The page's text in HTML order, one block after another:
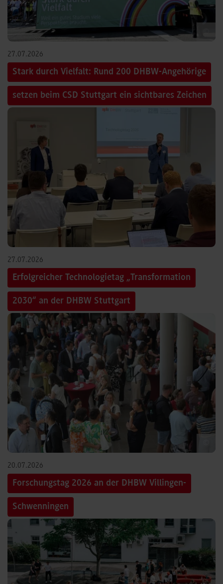
27.07.2026
Stark durch Vielfalt: Rund 200 DHBW-Angehörige
setzen beim CSD Stuttgart ein sichtbares Zeichen
27.07.2026
Erfolgreicher Technologietag „Transformation
2030“ an der DHBW Stuttgart
20.07.2026
Forschungstag 2026 an der DHBW Villingen-
Schwenningen